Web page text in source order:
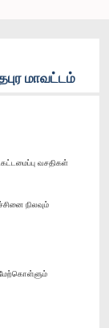
மாவட்டம்
வசதிகள்
நிலவும்
மேற்கொள்ளும்